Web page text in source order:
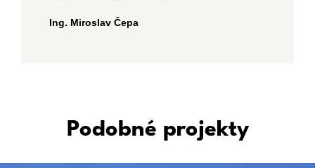
Ing. Miroslav Čepa
Podobné projekty